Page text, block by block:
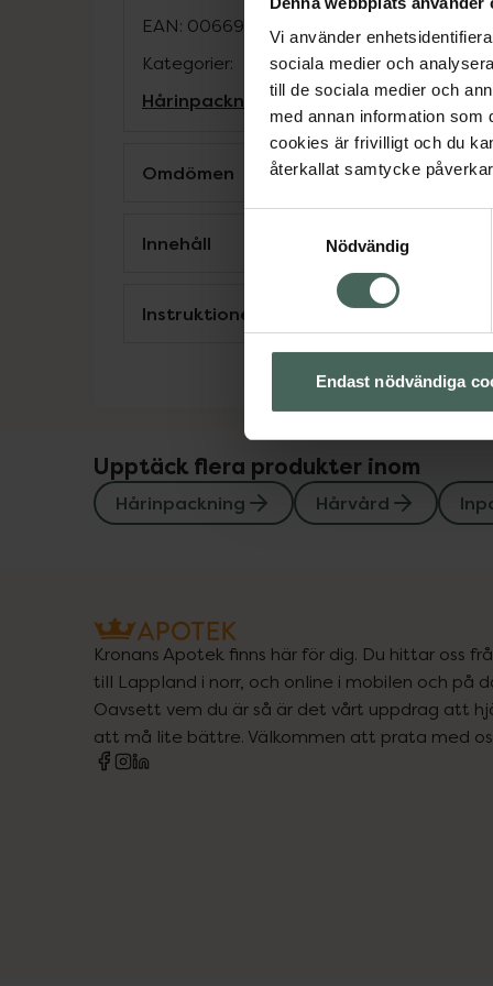
Vi använder
sociala medier och
till de sociala medier och
med annan information som
cookies är frivilligt och du
återkallat samtycke
Nödvändig
Endast nödvändiga
EAN: 00669558002517
Kategorier:
HårinpackningHårvårdInpackning och
Omdömen
Innehåll
Instruktioner
Upptäck flera produkter inom
Hårinpackning Hårvård
Kronans Apotek finns här för dig. Du hittar oss
till Lappland i norr, och online i mobilen och på
Oavsett vem du är så är det vårt uppdrag att
att må lite bättre. Välkommen att prata med